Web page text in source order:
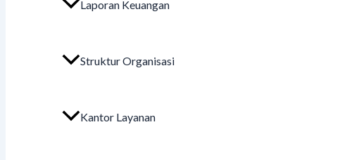
Laporan Keuangan
Struktur Organisasi
Kantor Layanan